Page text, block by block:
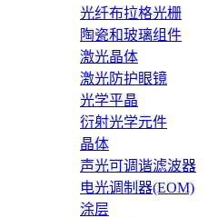
光纤布拉格光栅
陶瓷和玻璃组件
激光晶体
激光防护眼镜
光学平晶
衍射光学元件
晶体
声光可调谐滤波器
电光调制器(EOM)
涂层